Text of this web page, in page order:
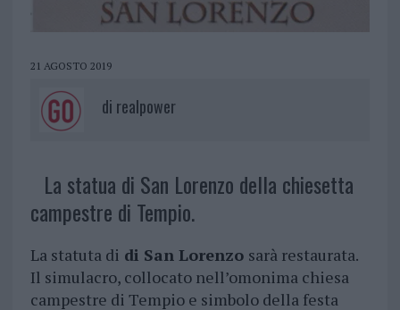
21 AGOSTO 2019
di realpower
La statua di San Lorenzo della chiesetta
campestre di Tempio.
La statuta di di San Lorenzo sarà restaurata.
Il simulacro, collocato nell’omonima chiesa
campestre di Tempio e simbolo della festa